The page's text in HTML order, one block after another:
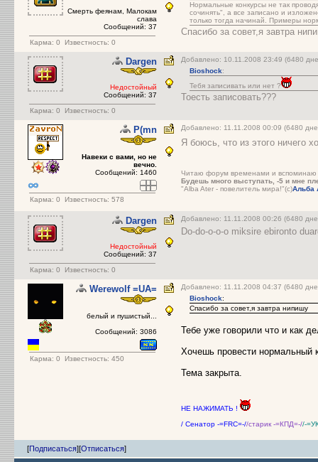
Cмерть феянам, Малокам
слава
Сообщений: 37
Карма: 0 Известность: 0
Нормальные конкурсы не так
сочинять", а все записано и
только тогда начинай. Примеры
Спасибо за совет,я завтра
Dargen
Недостойный
Сообщений: 37
Карма: 0 Известность: 0
Добавлено: 10.11.2008 23:49 (6480
Bioshock:
Тебя записивать или нет ?
Тоесть записовать???
P(mn
Навеки с вами, но не
вечно.
Сообщений: 1460
Карма: 0 Известность: 578
Добавлено: 11.11.2008 00:09 (6480
Я боюсь, что из этого ничего
Читаю форум временами и вспоминаю
Будешь много выступать, -5 и мне
"Alba Ater - повелитель мира!"(с)Альба
Dargen
Недостойный
Сообщений: 37
Карма: 0 Известность: 0
Добавлено: 11.11.2008 00:26 (6480
Do-do-o-o-o miksire ebironto
Werewolf =UA=
белый и пушистый...
Сообщений: 3086
Карма: 0 Известность: 450
Добавлено: 11.11.2008 04:37 (6480
Bioshock:
Спасибо за совет,я завтра нипишу
Тебе уже говорили что и как
Хочешь провести нормальный
Тема закрыта.
НЕ НАЖИМАТЬ !
/ Сенатор -=FRC=-//старик -=КПД=-//-
[Подписаться][Отписаться]